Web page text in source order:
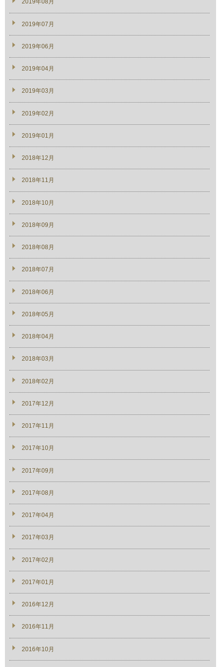
2019年08月
2019年07月
2019年06月
2019年04月
2019年03月
2019年02月
2019年01月
2018年12月
2018年11月
2018年10月
2018年09月
2018年08月
2018年07月
2018年06月
2018年05月
2018年04月
2018年03月
2018年02月
2017年12月
2017年11月
2017年10月
2017年09月
2017年08月
2017年04月
2017年03月
2017年02月
2017年01月
2016年12月
2016年11月
2016年10月